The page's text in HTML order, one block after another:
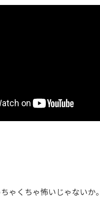
ゃくちゃ怖いじゃないか。